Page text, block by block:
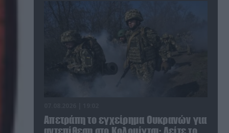
Απετράπη το εγχείρημα Ουκρανών για